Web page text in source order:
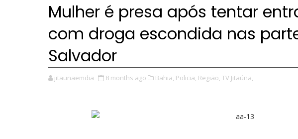
Mulher é presa após tentar
com droga escondida nas
Salvador
jitaunaemdia 8 months ago Bahia, Policia, Região, TV Jitaúna,